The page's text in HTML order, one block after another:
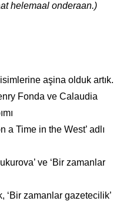
helemaal onderaan.)
aşina olduk artık.
Fonda ve Calaudia
a Time in the West’ adlı
ve ‘Bir zamanlar
‘Bir zamanlar gazetecilik’